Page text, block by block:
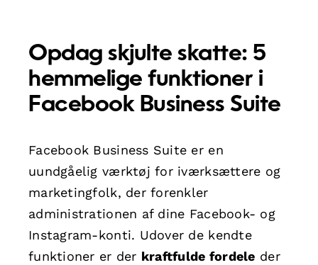
Opdag skjulte skatte: 5
hemmelige funktioner i
Facebook Business Suite
Facebook Business Suite er en
uundgåelig værktøj for iværksættere og
marketingfolk, der forenkler
administrationen af dine Facebook- og
Instagram-konti. Udover de kendte
funktioner er der kraftfulde fordele der